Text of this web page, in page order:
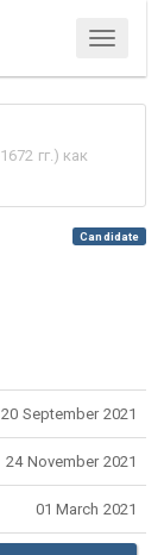
Menu
гг.) как
Candidate
20 September 2021
24 November 2021
01 March 2021